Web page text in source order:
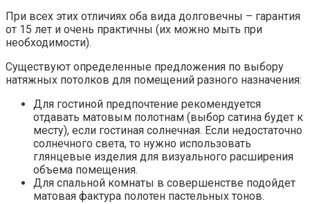
При всех этих отличиях оба вида долговечны – гарантия
от 15 лет и очень практичны (их можно мыть при
необходимости).
Существуют определенные предложения по выбору
натяжных потолков для помещений разного назначения:
Для гостиной предпочтение рекомендуется
отдавать матовым полотнам (выбор сатина будет к
месту), если гостиная солнечная. Если недостаточно
солнечного света, то нужно использовать
глянцевые изделия для визуального расширения
объема помещения.
Для спальной комнаты в совершенстве подойдет
матовая фактура полотен пастельных тонов.